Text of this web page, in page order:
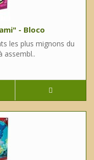
- Bloco
les plus mignons du
assembl..